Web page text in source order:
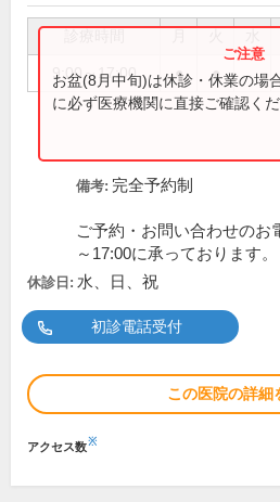
9:00～17:00 ● ●
お盆(8月中旬)は休診・休業の場
に必ず医療機関に直接ご確認くだ
備考: 完全予約制
ご予約・お問い合わせのお
～17:00に承っております。
休診日: 水、日、祝
初診電話受付
この医院の詳細
アクセス数※